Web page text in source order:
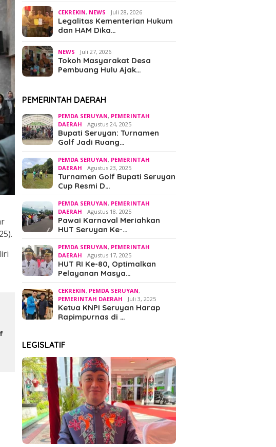
CEKREKIN, NEWS Juli 28, 2026
Legalitas Kementerian Hukum
dan HAM Dika…
NEWS Juli 27, 2026
Tokoh Masyarakat Desa
Pembuang Hulu Ajak…
PEMERINTAH DAERAH
PEMDA SERUYAN, PEMERINTAH
DAERAH
Agustus 24, 2025
Bupati Seruyan: Turnamen
Golf Jadi Ruang…
PEMDA SERUYAN, PEMERINTAH
DAERAH
Agustus 23, 2025
Turnamen Golf Bupati Seruyan
Cup Resmi D…
PEMDA SERUYAN, PEMERINTAH
DAERAH
Agustus 18, 2025
Pawai Karnaval Meriahkan
HUT Seruyan Ke-…
PEMDA SERUYAN, PEMERINTAH
DAERAH
Agustus 17, 2025
HUT RI Ke-80, Optimalkan
Pelayanan Masya…
CEKREKIN, PEMDA SERUYAN,
PEMERINTAH DAERAH
Juli 3, 2025
Ketua KNPI Seruyan Harap
Rapimpurnas di …
LEGISLATIF